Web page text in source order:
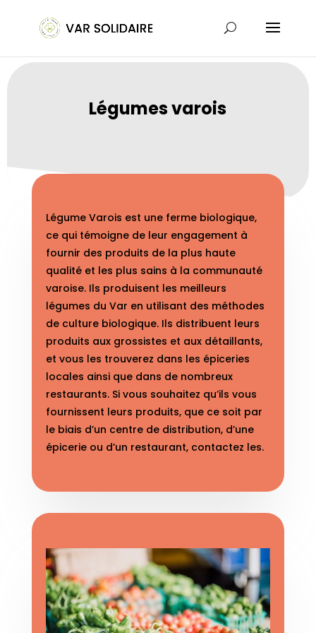
Légumes varois​
Légume Varois est une ferme biologique,
ce qui témoigne de leur engagement à
fournir des produits de la plus haute
qualité et les plus sains à la communauté
varoise. Ils produisent les meilleurs
légumes du Var en utilisant des méthodes
de culture biologique. Ils distribuent leurs
produits aux grossistes et aux détaillants,
et vous les trouverez dans les épiceries
locales ainsi que dans de nombreux
restaurants. Si vous souhaitez qu’ils vous
fournissent leurs produits, que ce soit par
le biais d’un centre de distribution, d’une
épicerie ou d’un restaurant, contactez les.